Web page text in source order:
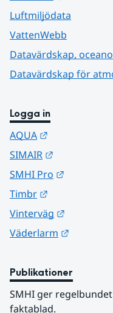
Luftmiljödata
VattenWebb
Datavärdskap,
Datavärdskap för
Logga in
AQUA
SIMAIR
SMHI Pro
Timbr
Vinterväg
Väderlarm
Publikationer
SMHI ger
faktablad.